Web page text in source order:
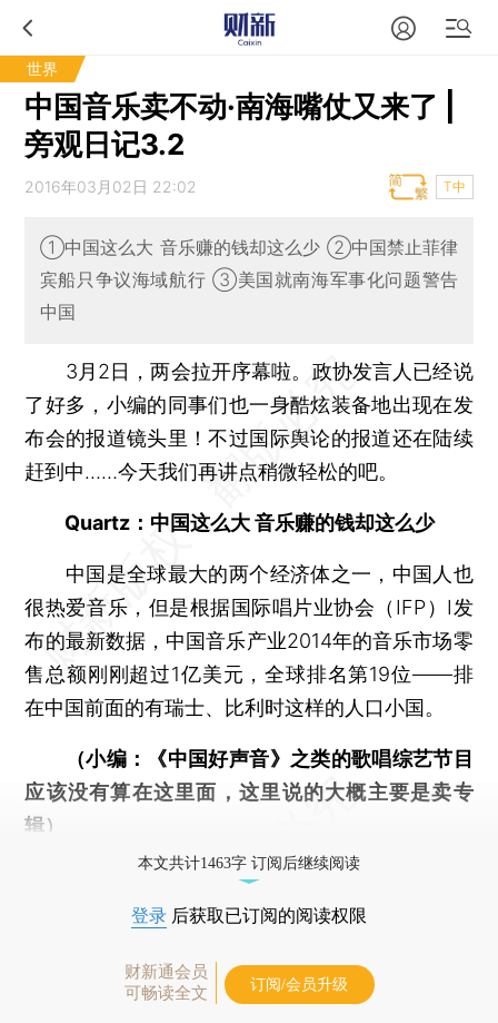
世界
中国音乐卖不动·南海嘴仗又来了 |
旁观日记3.2
2016年03月02日 22:02 T中
①中国这么大 音乐赚的钱却这么少 ②中国禁止菲律
宾船只争议海域航行 ③美国就南海军事化问题警告
中国
3月2日，两会拉开序幕啦。政协发言人已经说
了好多，小编的同事们也一身酷炫装备地出现在发
布会的报道镜头里！不过国际舆论的报道还在陆续
赶到中……今天我们再讲点稍微轻松的吧。
Quartz：中国这么大 音乐赚的钱却这么少
中国是全球最大的两个经济体之一，中国人也
很热爱音乐，但是根据国际唱片业协会（IFP）I发
布的最新数据，中国音乐产业2014年的音乐市场零
售总额刚刚超过1亿美元，全球排名第19位——排
在中国前面的有瑞士、比利时这样的人口小国。
（小编：《中国好声音》之类的歌唱综艺节目
应该没有算在这里面，这里说的大概主要是卖专
辑）
本文共计1463字 订阅后继续阅读
登录 后获取已订阅的阅读权限
财新通会员
可畅读全文
订阅/会员升级